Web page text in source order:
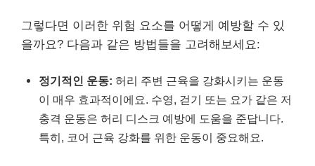
그렇다면 이러한 위험 요소를 어떻게 예방할 수 있
을까요? 다음과 같은 방법들을 고려해보세요:
정기적인 운동: 허리 주변 근육을 강화시키는 운동
이 매우 효과적이에요. 수영, 걷기 또는 요가 같은 저
충격 운동은 허리 디스크 예방에 도움을 준답니다.
특히, 코어 근육 강화를 위한 운동이 중요해요.